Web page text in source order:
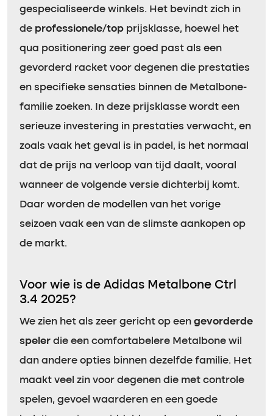
gespecialiseerde winkels. Het bevindt zich in
de professionele/top prijsklasse, hoewel het
qua positionering zeer goed past als een
gevorderd racket voor degenen die prestaties
en specifieke sensaties binnen de Metalbone-
familie zoeken. In deze prijsklasse wordt een
serieuze investering in prestaties verwacht, en
zoals vaak het geval is in padel, is het normaal
dat de prijs na verloop van tijd daalt, vooral
wanneer de volgende versie dichterbij komt.
Daar worden de modellen van het vorige
seizoen vaak een van de slimste aankopen op
de markt.
Voor wie is de Adidas Metalbone Ctrl
3.4 2025?
We zien het als zeer gericht op een gevorderde
speler die een comfortabelere Metalbone wil
dan andere opties binnen dezelfde familie. Het
maakt veel zin voor degenen die met controle
spelen, gevoel waarderen en een goede